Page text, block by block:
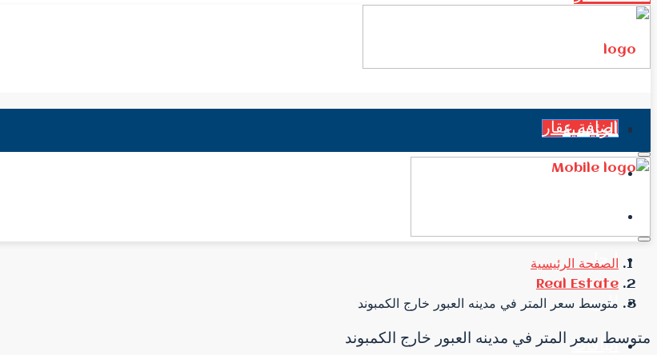
اضافة عقار
الرئيسية
جميع العقارات
إيجار
للبيع
الباقات
الصفحة الرئيسية
Real Estate
متوسط سعر المتر في مدينه العبور خارج الكمبوند
متوسط سعر المتر في مدينه العبور خارج الكمبوند